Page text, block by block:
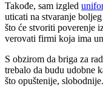
Takođe, sam izgled
uticati na stvaranje
što će stvoriti poverenje
verovati firmi koja ima
S obzirom da briga za
trebalo da budu udobne
što opuštenije, slobodnije.